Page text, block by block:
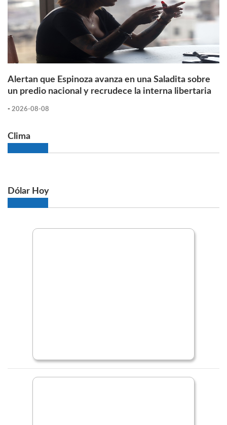
Alertan que Espinoza avanza en una Saladita sobre
un predio nacional y recrudece la interna libertaria
- 2026-08-08
Clima
Dólar Hoy